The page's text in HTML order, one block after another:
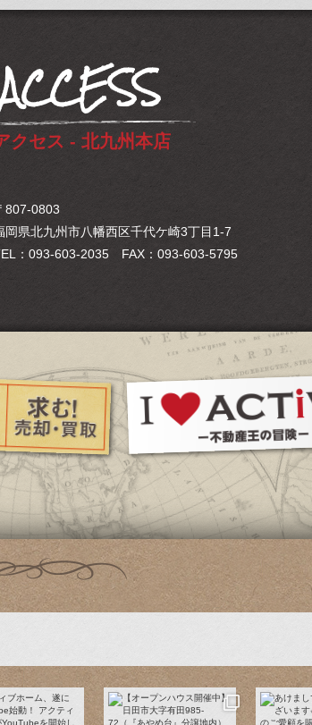
ACCESS
クセス - 北九州本店
807-0803
岡県北九州市八幡西区千代ケ崎3丁目1-7
：093-603-2035 FAX：093-603-5795